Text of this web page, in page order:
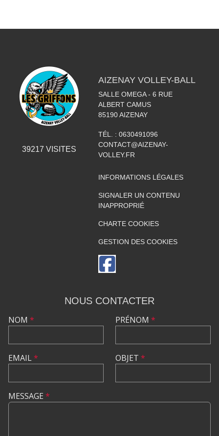
39217 VISITES
AIZENAY VOLLEY-BALL
SALLE OMEGA - 6 RUE
ALBERT CAMUS
85190 AIZENAY
TÉL. : 0630491096
CONTACT@AIZENAY-
VOLLEY.FR
INFORMATIONS LÉGALES
SIGNALER UN CONTENU
INAPPROPRIÉ
CHARTE COOKIES
GESTION DES COOKIES
NOUS CONTACTER
NOM *
EMAIL*
PRÉNOM *
OBJET *
MESSAGE *